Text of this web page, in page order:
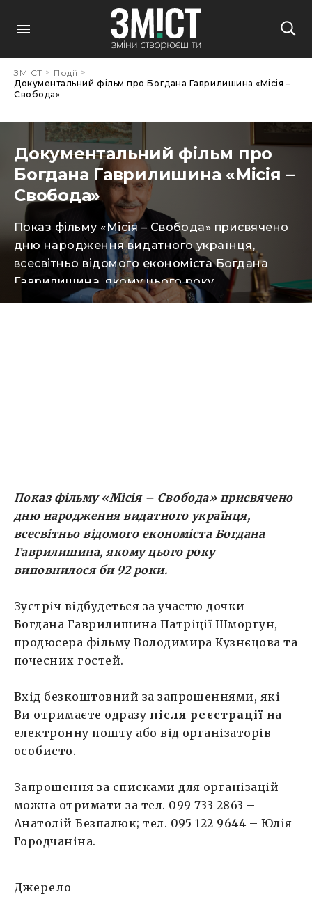
ЗМІСТ > Події >
Документальний фільм про Богдана Гаврилишина «Місія –
Свобода»
Документальний фільм про
Богдана Гаврилишина «Місія –
Свобода»
Показ фільму «Місія – Свобода» присвячено
дню народження видатного українця,
всесвітньо відомого економіста Богдана
Гаврилишина, якому цього року
виповнилося би 92 роки. Зустріч відбудеться
Показ фільму «Місія – Свобода» присвячено
дню народження видатного українця,
всесвітньо відомого економіста Богдана
Гаврилишина, якому цього року
виповнилося би 92 роки.
Зустріч відбудеться за участю дочки
Богдана Гаврилишина Патріції Шморгун,
продюсера фільму Володимира Кузнєцова та
почесних гостей.
Вхід безкоштовний за запрошеннями, які
Ви отримаєте одразу після реєстрації на
електронну пошту або від організаторів
особисто.
Запрошення за списками для організацій
можна отримати за тел. 099 733 2863 –
Анатолій Безпалюк; тел. 095 122 9644 – Юлія
Городчаніна.
Джерело